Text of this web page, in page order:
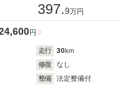
397.9万円
円
走行 30km
修復
なし
整備
法定整備付